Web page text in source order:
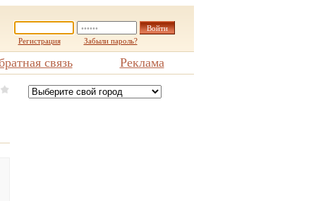
Регистрация Забыли пароль?
связь Реклама